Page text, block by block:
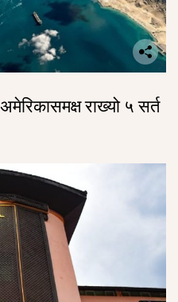
राख्यो ५ सर्त